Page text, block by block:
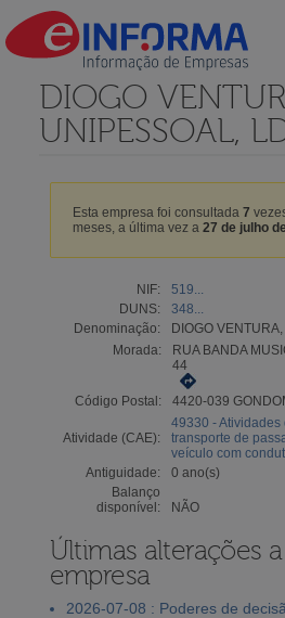
DIOGO
UNIPESSOAL,
Esta empresa foi consultada 7
meses, a última vez a 27 de julho
NIF:
519...
DUNS:
348...
Denominação:
DIOGO
Morada:
RUA BANDA
44
Código Postal: 4420-039
Atividade (CAE):
49330 - Atividades
transporte de
veículo com
Antiguidade:
0 ano(s)
Balanço
disponível:
NÃO
Últimas alterações
empresa
2026-07-08 : Poderes de